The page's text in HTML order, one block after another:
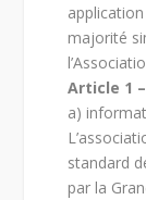
majorité
Article 1
a)
standard
par la